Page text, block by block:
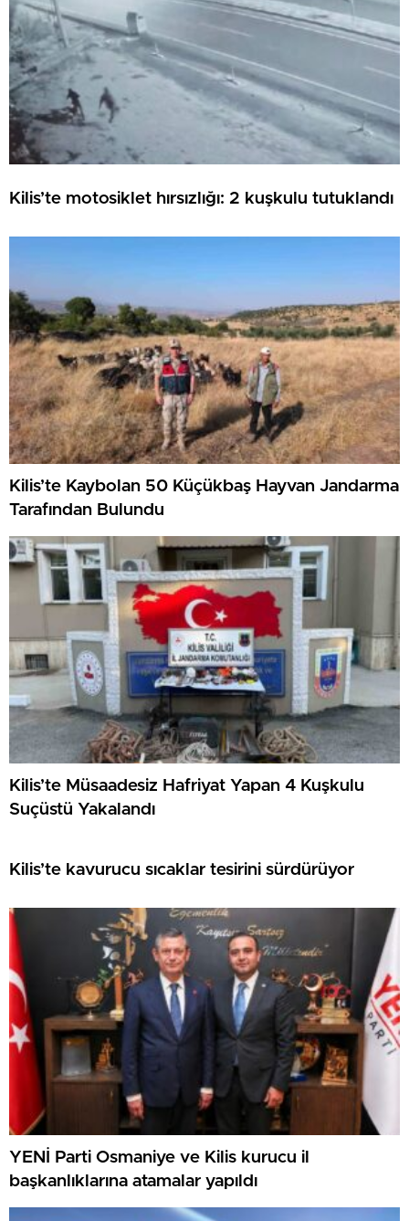
Kilis’te motosiklet hırsızlığı: 2 kuşkulu tutuklandı
Kilis’te Kaybolan 50 Küçükbaş Hayvan Jandarma
Tarafından Bulundu
Kilis’te Müsaadesiz Hafriyat Yapan 4 Kuşkulu
Suçüstü Yakalandı
Kilis’te kavurucu sıcaklar tesirini sürdürüyor
YENİ Parti Osmaniye ve Kilis kurucu il
başkanlıklarına atamalar yapıldı